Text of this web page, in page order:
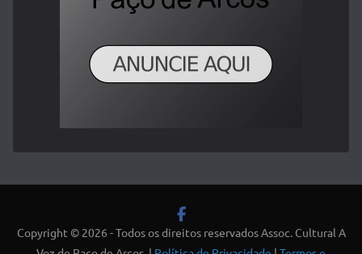
Copyright © 2026 - Todos os direitos reservados Assoc. Cultural A